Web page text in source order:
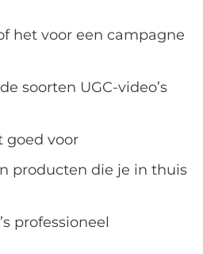
het voor een campagne
soorten UGC-video’s
goed voor
producten die je in thuis
professioneel